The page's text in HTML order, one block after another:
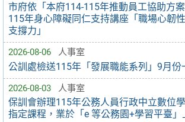
市府依「本府114-115年推動員工協助方
115年身心障礙同仁支持講座「職場心韌
支撐力」
2026-08-06 人事室
公訓處檢送115年「發展職能系列」9月份
2026-08-03 人事室
保訓會辦理115年公務人員行政中立數位
指定課程，業於「e 等公務園+學習平臺」